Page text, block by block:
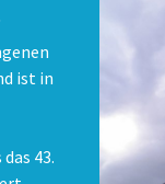
ist in
43.